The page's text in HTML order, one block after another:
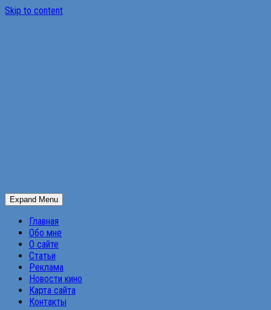
Skip to content
Expand Menu
Главная
Обо мне
О сайте
Статьи
Реклама
Новости кино
Карта сайта
Контакты